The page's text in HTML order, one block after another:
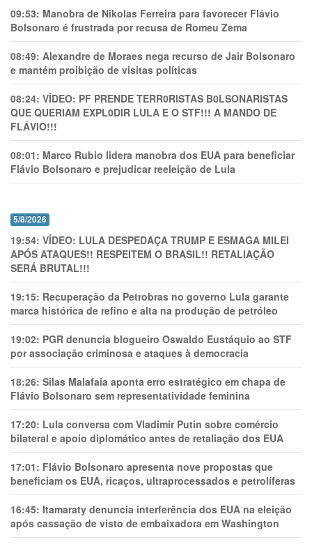
09:53: Manobra de Nikolas Ferreira para favorecer Flávio
Bolsonaro é frustrada por recusa de Romeu Zema
08:49: Alexandre de Moraes nega recurso de Jair Bolsonaro
e mantém proibição de visitas políticas
08:24: VÍDEO: PF PRENDE TERR0RlSTAS B0LSONARlSTAS
QUE QUERIAM EXPL0DlR LULA E O STF!!! A MANDO DE
FLÁVIO!!!
08:01: Marco Rubio lidera manobra dos EUA para beneficiar
Flávio Bolsonaro e prejudicar reeleição de Lula
5/8/2026
19:54: VÍDEO: LULA DESPEDAÇA TRUMP E ESMAGA MILEI
APÓS ATAQUES!! RESPEITEM O BRASIL!! RETALIAÇÃO
SERÁ BRUTAL!!!
19:15: Recuperação da Petrobras no governo Lula garante
marca histórica de refino e alta na produção de petróleo
19:02: PGR denuncia blogueiro Oswaldo Eustáquio ao STF
por associação criminosa e ataques à democracia
18:26: Silas Malafaia aponta erro estratégico em chapa de
Flávio Bolsonaro sem representatividade feminina
17:20: Lula conversa com Vladimir Putin sobre comércio
bilateral e apoio diplomático antes de retaliação dos EUA
17:01: Flávio Bolsonaro apresenta nove propostas que
beneficiam os EUA, ricaços, ultraprocessados e petrolíferas
16:45: Itamaraty denuncia interferência dos EUA na eleição
após cassação de visto de embaixadora em Washington